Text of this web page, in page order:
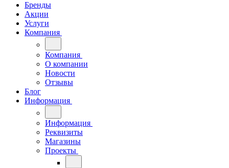
Бренды
Акции
Услуги
Компания
Компания
О компании
Новости
Отзывы
Блог
Информация
Информация
Реквизиты
Магазины
Проекты